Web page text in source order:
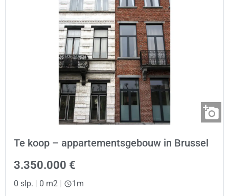
Te koop – appartementsgebouw in Brussel
3.350.000 €
0 slp. | 0 m2 | 1m